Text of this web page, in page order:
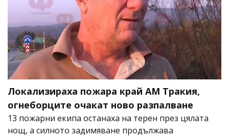
Локализираха пожара край АМ Тракия,
огнеборците очакат ново разпалване
13 пожарни екипа останаха на терен през цялата
нощ, а силното задимяване продължава